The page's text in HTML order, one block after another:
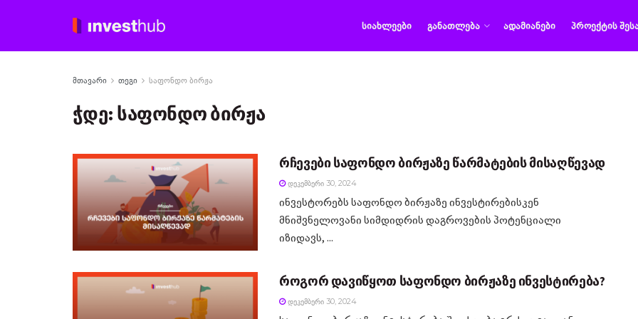
ᲡᲘᲐᲮᲚᲔᲔᲑᲘ ᲒᲐᲜᲐᲗᲚᲔᲑᲐ ᲐᲓᲐᲛᲘᲐᲜᲔᲑᲘ ᲞᲠᲝᲔᲥᲢᲘᲡ
მთავარი თეგი საფონდო ბირჟა
ჭდე: საფონდო ბირჟა
რჩევები საფონდო ბირჟაზე წარმატების მისაღწევად
ᲓᲔᲙᲔᲛᲑᲔᲠᲘ 30, 2024
ინვესტორებს საფონდო ბირჟაზე ინვესტირებისკენ
მნიშვნელოვანი სიმდიდრის დაგროვების პოტენციალი
იზიდავს, ...
როგორ დავიწყოთ საფონდო ბირჟაზე ინვესტირება?
ᲓᲔᲙᲔᲛᲑᲔᲠᲘ 30, 2024